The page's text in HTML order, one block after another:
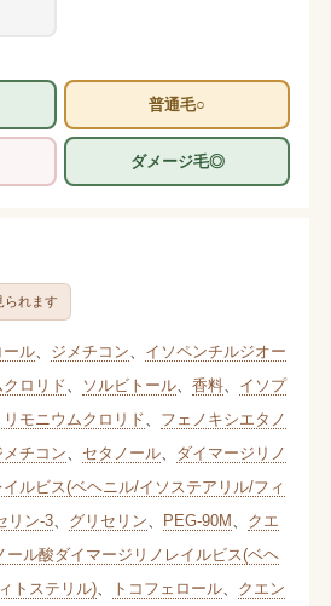
普通毛○
ダメージ毛◎
られます
ール、 ジメチコン
イソペンチルジオー
ロリド ソルビトール、 香料、 イソプ
リモニウムクロリド
フェノキシエタノ
チコン セタノール、 ダイマージリノ
ルビス(ベヘニル/イソステアリル/フィ
リン-3、 グリセリン PEG-90M
クエ
ール酸ダイマージリノレイルビス(ベヘ
トステリル)、 トコフェロール、 クエン